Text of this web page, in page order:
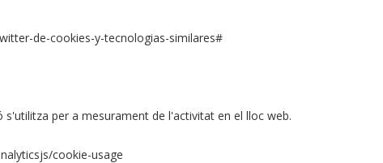
de-cookies-y-tecnologias-similares#
per a mesurament de l'activitat en el lloc web.
cookie-usage